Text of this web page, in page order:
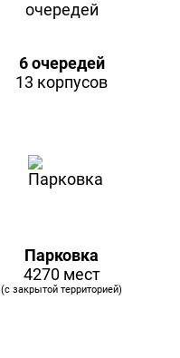
6 очередей
13 корпусов
Парковка
4270 мест
(с закрытой территорией)